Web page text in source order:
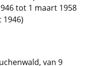
tot 1 maart 1958
1946)
van 9